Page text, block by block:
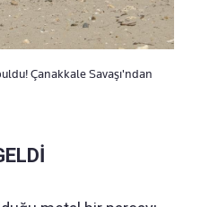
Çanakkale Savaşı'ndan